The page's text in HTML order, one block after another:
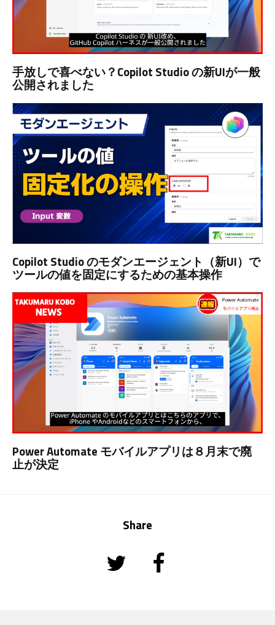
手放しで喜べない？Copilot Studio の新UIが一般
公開されました
Copilot Studio のモダンエージェント（新UI）で
ツールの値を固定にするための基本操作
Power Automate モバイルアプリは８月末で廃
止が決定
Share